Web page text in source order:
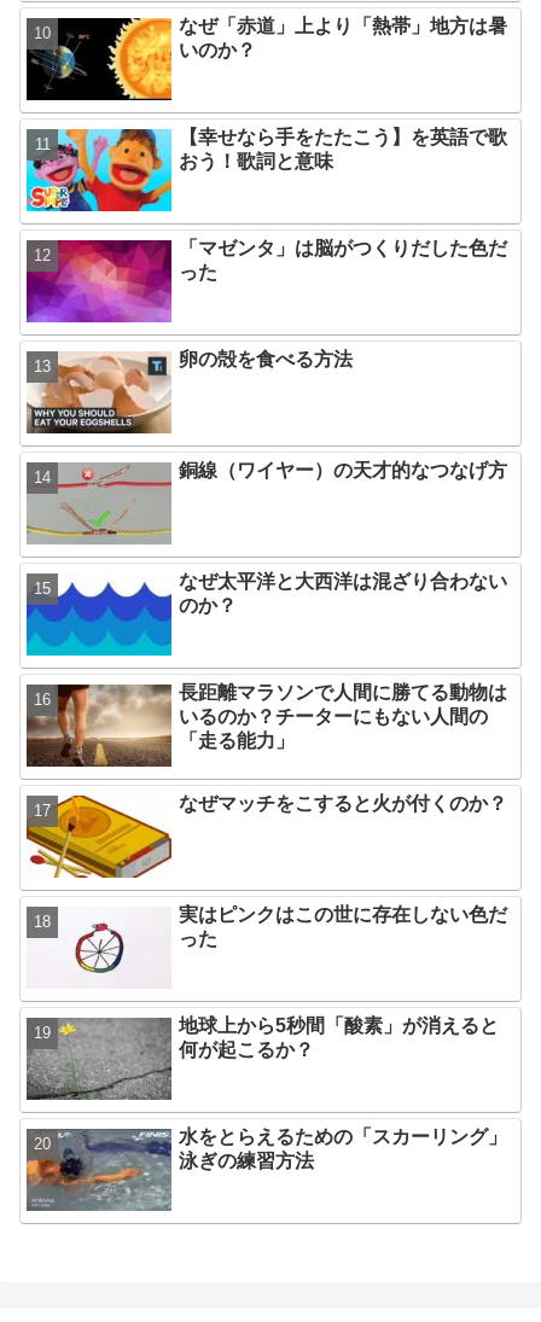
なぜ「赤道」上より「熱帯」地方は暑
いのか？
【幸せなら手をたたこう】を英語で歌
おう！歌詞と意味
「マゼンタ」は脳がつくりだした色だ
った
卵の殻を食べる方法
銅線（ワイヤー）の天才的なつなげ方
なぜ太平洋と大西洋は混ざり合わない
のか？
長距離マラソンで人間に勝てる動物は
いるのか？チーターにもない人間の
「走る能力」
なぜマッチをこすると火が付くのか？
実はピンクはこの世に存在しない色だ
った
地球上から5秒間「酸素」が消えると
何が起こるか？
水をとらえるための「スカーリング」
泳ぎの練習方法